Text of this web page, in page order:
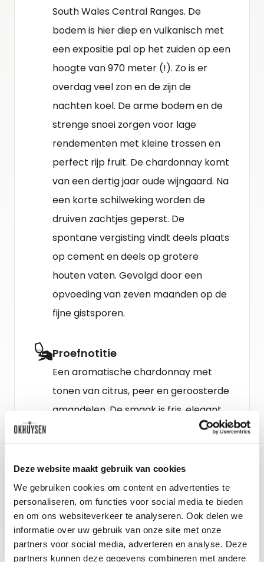
Deze website maakt gebruik van cookies
We gebruiken cookies om content en advertenties te
personaliseren, om functies voor social media te bieden
en om ons websiteverkeer te analyseren. Ook delen we
informatie over uw gebruik van onze site met onze
partners voor social media, adverteren en analyse. Deze
partners kunnen deze gegevens combineren met andere
South Wales Central Ranges. De
bodem is hier diep en vulkanisch met
een expositie pal op het zuiden op een
hoogte van 970 meter (!). Zo is er
overdag veel zon en de zijn de
nachten koel. De arme bodem en de
strenge snoei zorgen voor lage
rendementen met kleine trossen en
perfect rijp fruit. De chardonnay komt
van een dertig jaar oude wijngaard. Na
een korte schilweking worden de
druiven zachtjes geperst. De
spontane vergisting vindt deels plaats
op cement en deels op grotere
houten vaten. Gevolgd door een
opvoeding van zeven maanden op de
fijne gistsporen.
Proefnotitie
Een aromatische chardonnay met
tonen van citrus, peer en geroosterde
amandelen. De smaak is fris, elegant
en tegelijk geconcentreerd en romig.
Groots!
Schenkadvies
nu tot 2032, 10-12°C